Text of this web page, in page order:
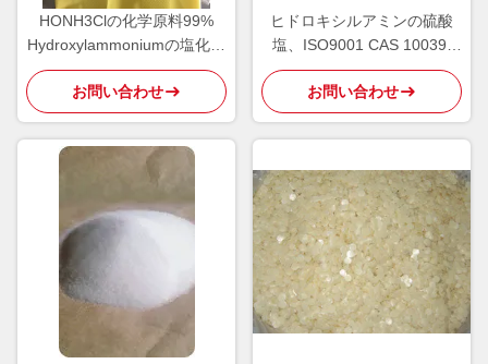
HONH3Clの化学原料99%
Hydroxylammoniumの塩化物
2928000090
お問い合わせ
ヒドロキシルアミンの硫酸
塩、ISO9001 CAS 10039-
54-0の化学中間物を粉にしな
さい
お問い合わせ